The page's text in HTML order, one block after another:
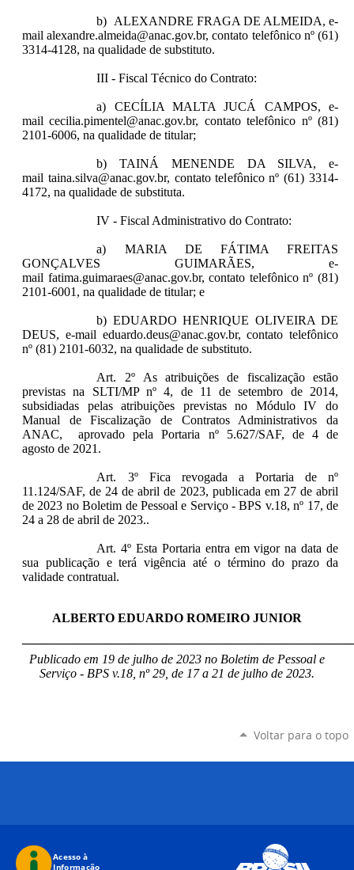
b) ALEXANDRE FRAGA DE ALMEIDA, e-
mail alexandre.almeida@anac.gov.br, contato telefônico nº (61)
3314-4128, na qualidade de substituto.
III - Fiscal Técnico do Contrato:
a) CECÍLIA MALTA JUCÁ CAMPOS, e-
mail cecilia.pimentel@anac.gov.br, contato telefônico nº (81)
2101-6006, na qualidade de titular;
b) TAINÁ MENENDE DA SILVA, e-
mail taina.silva@anac.gov.br, contato telefônico nº (61) 3314-
4172, na qualidade de substituta.
IV - Fiscal Administrativo do Contrato:
a) MARIA DE FÁTIMA FREITAS
GONÇALVES GUIMARÃES, e-
mail fatima.guimaraes@anac.gov.br, contato telefônico nº (81)
2101-6001, na qualidade de titular; e
b) EDUARDO HENRIQUE OLIVEIRA DE
DEUS, e-mail eduardo.deus@anac.gov.br, contato telefônico
nº (81) 2101-6032, na qualidade de substituto.
Art. 2º As atribuições de fiscalização estão
previstas na SLTI/MP nº 4, de 11 de setembro de 2014,
subsidiadas pelas atribuições previstas no Módulo IV do
Manual de Fiscalização de Contratos Administrativos da
ANAC, aprovado pela Portaria nº 5.627/SAF, de 4 de
agosto de 2021.
Art. 3º Fica revogada a Portaria de nº
11.124/SAF, de 24 de abril de 2023, publicada em 27 de abril
de 2023 no Boletim de Pessoal e Serviço - BPS v.18, nº 17, de
24 a 28 de abril de 2023..
Art. 4º Esta Portaria entra em vigor na data de
sua publicação e terá vigência até o término do prazo da
validade contratual.
ALBERTO EDUARDO ROMEIRO JUNIOR
Publicado em 19 de julho de 2023 no Boletim de Pessoal e
Serviço - BPS v.18, nº 29, de 17 a 21 de julho de 2023.
Voltar para o topo